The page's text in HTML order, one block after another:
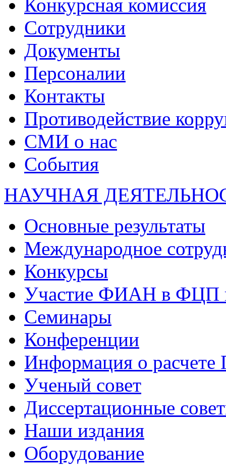
Конкурсная комиссия
Сотрудники
Документы
Персоналии
Контакты
Противодействие
СМИ о нас
События
НАУЧНАЯ
Основные результаты
Международное
Конкурсы
Участие ФИАН в ФЦП
Семинары
Конференции
Информация о
Ученый совет
Диссертационные
Наши издания
Оборудование